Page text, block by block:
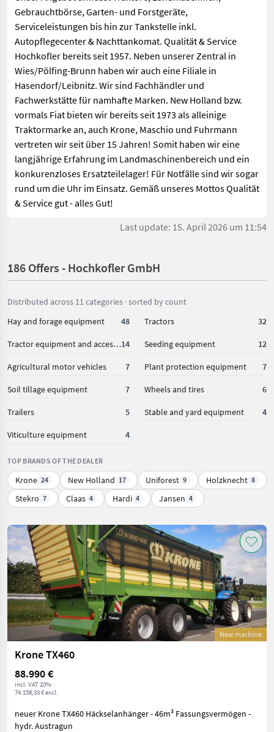
Gebrauchtbörse, Garten- und Forstgeräte,
Serviceleistungen bis hin zur Tankstelle inkl.
Autopflegecenter & Nachttankomat. Qualität & Service
Hochkofler bereits seit 1957. Neben unserer Zentral in
Wies/Pölfing-Brunn haben wir auch eine Filiale in
Hasendorf/Leibnitz. Wir sind Fachhändler und
Fachwerkstätte für namhafte Marken. New Holland bzw.
vormals Fiat bieten wir bereits seit 1973 als alleinige
Traktormarke an, auch Krone, Maschio und Fuhrmann
vertreten wir seit über 15 Jahren! Somit haben wir eine
langjährige Erfahrung im Landmaschinenbereich und ein
konkurenzloses Ersatzteilelager! Für Notfälle sind wir sogar
rund um die Uhr im Einsatz. Gemäß unseres Mottos Qualität
& Service gut - alles Gut!
Last update: 15. April 2026 um 11:54
186 Offers - Hochkofler GmbH
Distributed across 11 categories · sorted by count
Hay and forage equipment
48 Tractors 32
Tractor equipment and accessories14 Seeding equipment 12
Agricultural motor vehicles 7 Plant protection equipment 7
Soil tillage equipment 7 Wheels and tires 6
Trailers 5 Stable and yard equipment 4
Viticulture equipment 4
TOP BRANDS OF THE DEALER
Krone 24 New Holland 17 Uniforest 9 Holzknecht 8
Stekro 7 Claas 4 Hardi 4 Jansen 4
New machine
Krone TX460
88.990 €
incl. VAT 20%
74.158,33 € excl.
neuer Krone TX460 Häckselanhänger - 46m³ Fassungsvermögen -
hydr. Austragun